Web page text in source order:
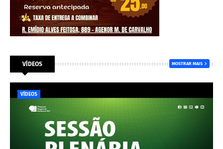
VÍDEOS MOSTRAR MAIS
VÍDEOS